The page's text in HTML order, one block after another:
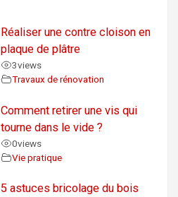
Réaliser une contre cloison en
plaque de plâtre
3views
Travaux de rénovation
Comment retirer une vis qui
tourne dans le vide ?
0views
Vie pratique
5 astuces bricolage du bois